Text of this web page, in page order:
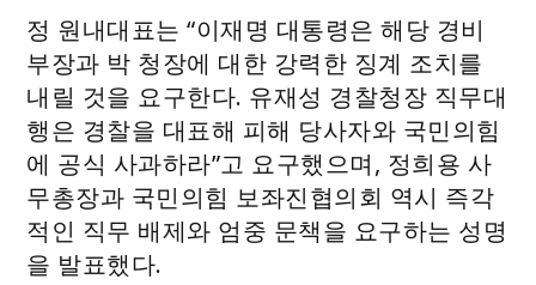
정 원내대표는 “이재명 대통령은 해당 경비
부장과 박 청장에 대한 강력한 징계 조치를
내릴 것을 요구한다. 유재성 경찰청장 직무대
행은 경찰을 대표해 피해 당사자와 국민의힘
에 공식 사과하라”고 요구했으며, 정희용 사
무총장과 국민의힘 보좌진협의회 역시 즉각
적인 직무 배제와 엄중 문책을 요구하는 성명
을 발표했다.